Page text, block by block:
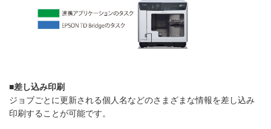
■差し込み印刷
ジョブごとに更新される個人名などのさまざまな情報を差し込み
印刷することが可能です。